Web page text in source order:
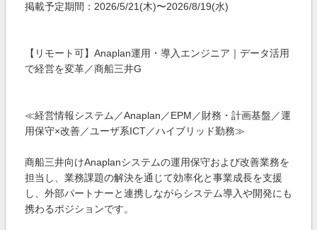
掲載予定期間：2026/5/21(木)〜2026/8/19(水)
【リモート可】Anaplan運用・導入エンジニア｜データ活用
で経営を変革／商船三井G
≪経営情報システム／Anaplan／EPM／財務・計画基盤／運
用保守×改善／ユーザ系ICT／ハイブリッド勤務≫
商船三井向けAnaplanシステムの運用保守および改善業務を
担当し、業務課題の解決を通じて効率化と事業成長を支援
し、外部パートナーと連携しながらシステム導入や開発にも
携わるポジションです。